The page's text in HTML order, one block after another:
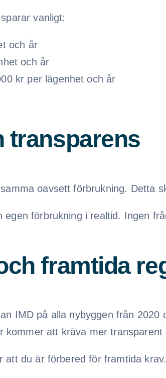
vanligt:
och år
och år
kr per lägenhet och år
transparens
oavsett förbrukning. Detta
egen förbrukning i realtid. Ingen
framtida
IMD på alla nybyggen från
kommer att kräva mer transparent
att du är förbered för framtida krav.